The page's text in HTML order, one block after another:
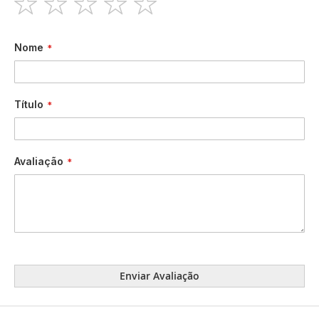
Nome
Título
Avaliação
Enviar Avaliação